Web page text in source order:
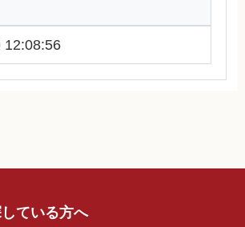
12:08:56
ている方へ